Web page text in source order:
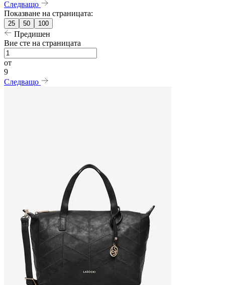
Следващо
Показване на страницата:
25 50 100
Предишен
Вие сте на страницата
от
9
Следващо